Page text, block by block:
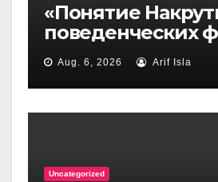
«Понятие
поведенческих
контексте
технологий»
Aug. 6, 2026 Arif Isla
Uncategorized